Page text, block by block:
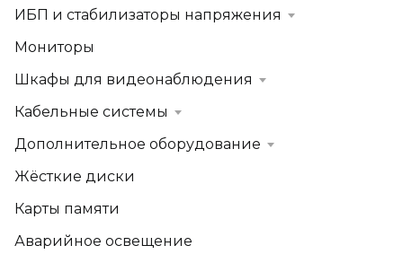
ИБП и стабилизаторы напряжения
Мониторы
Шкафы для видеонаблюдения
Кабельные системы
Дополнительное оборудование
Жёсткие диски
Карты памяти
Аварийное освещение